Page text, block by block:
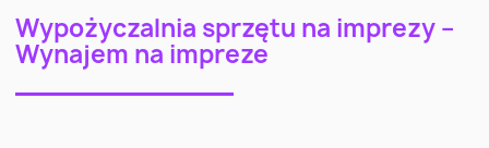
Wypożyczalnia sprzętu na imprezy –
Wynajem na impreze